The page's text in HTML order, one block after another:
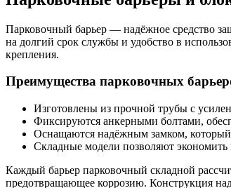
Парковочный барьер — надёжное средство
на долгий срок службы и удобство в
крепления.
Преимущества парковочных
Изготовлены из прочной трубы с
Фиксируются анкерными болтами,
Оснащаются надёжным замком,
Складные модели позволяют экономить
Каждый барьер парковочный складной
предотвращающее коррозию. Конструкция